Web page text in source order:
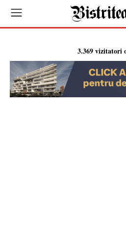
3.369 vizitatori